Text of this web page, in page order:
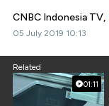
CNBC Indonesia TV,
05 July 2019 10:13
Related
01:11